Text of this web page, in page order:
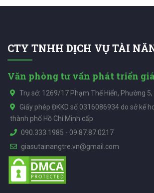
CTY TNHH DỊCH VỤ TÀI
Văn phòng tư vấn phát triển
Trụ sở: 1269/17 Phạm Thế Hiển, Phường 5,
Giấy phép ĐKKD số 0316086934 do sở kế
thành phố Hồ Chí Minh cấp
090.333.1985 - 09.87.87.0217
giasutainangtre.vn@gmail.com